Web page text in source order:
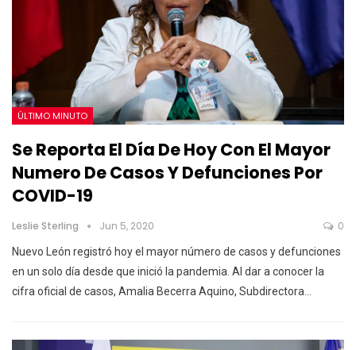
ÚLTIMO MINUTO
Se Reporta El Día De Hoy Con El Mayor
Numero De Casos Y Defunciones Por
COVID-19
Leslie Sterling Jun 5, 2020 0
Nuevo León registró hoy el mayor número de casos y defunciones
en un solo día desde que inició la pandemia. Al dar a conocer la
cifra oficial de casos, Amalia Becerra Aquino, Subdirectora…